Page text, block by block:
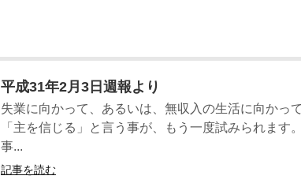
平成31年2月3日週報より
失業に向かって、あるいは、無収入の生活に向かっ
「主を信じる」と言う事が、もう一度試みられます
事...
記事を読む